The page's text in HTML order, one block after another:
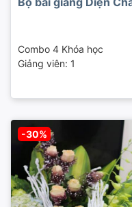
Combo 4 Khóa học
Giảng viên: 1
-30%